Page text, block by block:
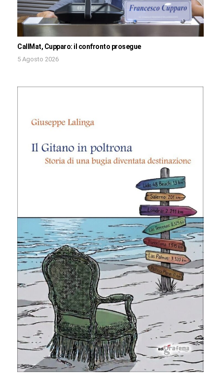
CallMat, Cupparo: il confronto prosegue
5 Agosto 2026